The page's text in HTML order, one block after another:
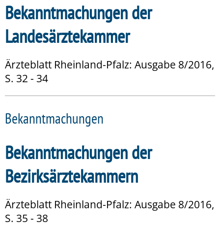
Bekanntmachungen der
Landesärztekammer
Ärzteblatt Rheinland-Pfalz: Ausgabe 8/2016,
S. 32 - 34
Bekanntmachungen
Bekanntmachungen der
Bezirksärztekammern
Ärzteblatt Rheinland-Pfalz: Ausgabe 8/2016,
S. 35 - 38